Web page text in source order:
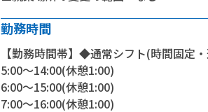
勤務時間
【勤務時間帯】◆通常シフト(時間固定
5:00〜14:00(休憩1:00)
6:00〜15:00(休憩1:00)
7:00〜16:00(休憩1:00)